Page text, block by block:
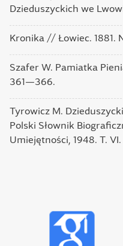
Dzieduszyckich we
Kronika // Łowiec. 1881.
Szafer W. Pamiatka
361—366.
Tyrowicz M.
Polski Słownik
Umiejętności, 1948. T. VI.